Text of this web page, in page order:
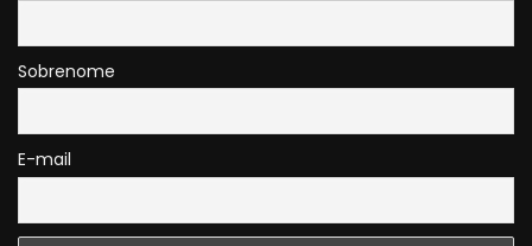
Sobrenome
E-mail